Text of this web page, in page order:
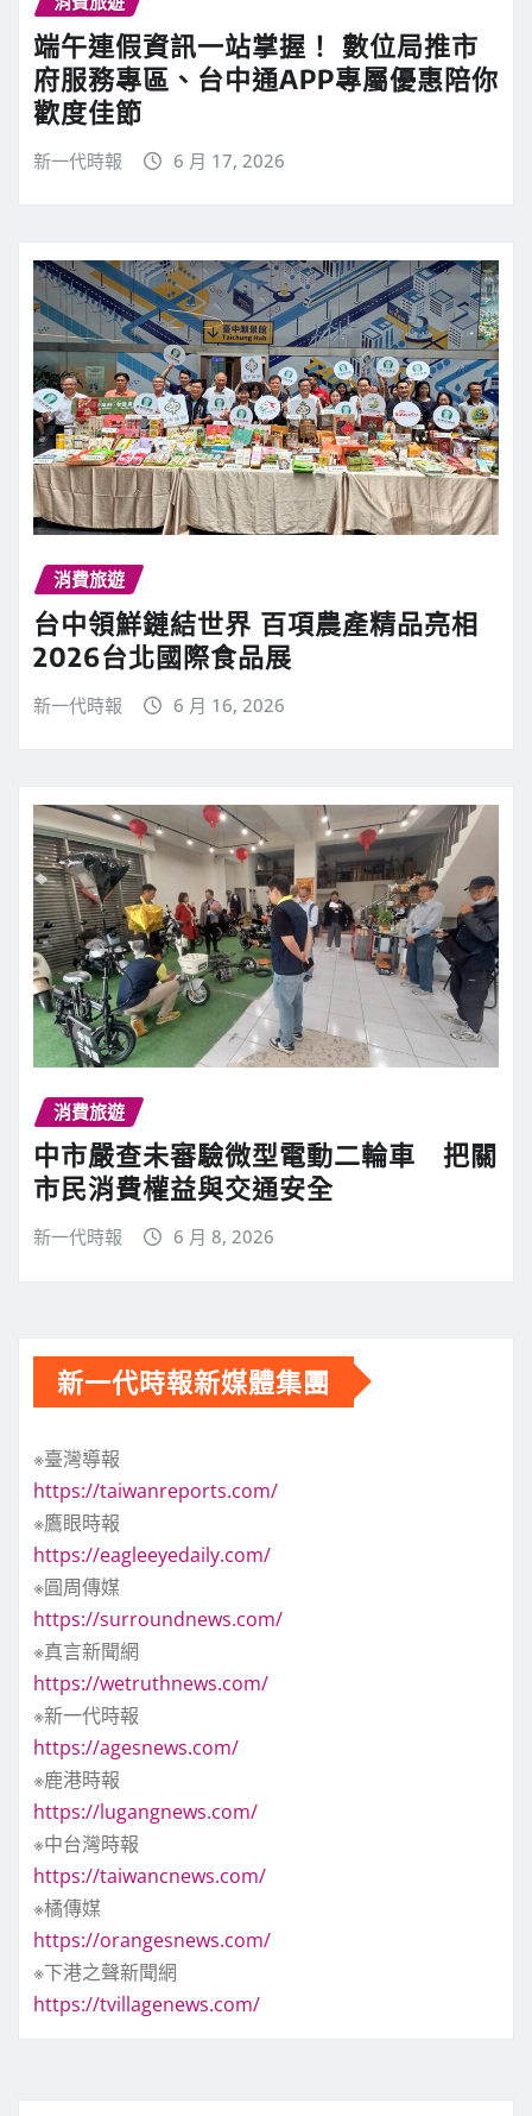
端午連假資訊一站掌握！ 數位局推市
府服務專區、台中通APP專屬優惠陪你
歡度佳節
新一代時報 6 月 17, 2026
消費旅遊
台中領鮮鏈結世界 百項農產精品亮相
2026台北國際食品展
新一代時報 6 月 16, 2026
消費旅遊
中市嚴查未審驗微型電動二輪車 把關
市民消費權益與交通安全
新一代時報 6 月 8, 2026
新一代時報新媒體集團
※臺灣導報
https://taiwanreports.com/
※鷹眼時報
https://eagleeyedaily.com/
※圓周傳媒
https://surroundnews.com/
※真言新聞網
https://wetruthnews.com/
※新一代時報
https://agesnews.com/
※鹿港時報
https://lugangnews.com/
※中台灣時報
https://taiwancnews.com/
※橘傳媒
https://orangesnews.com/
※下港之聲新聞網
https://tvillagenews.com/